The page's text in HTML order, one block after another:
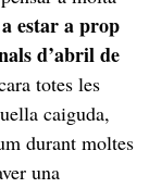
estar a prop
d’abril de
totes les
caiguda,
durant moltes
una